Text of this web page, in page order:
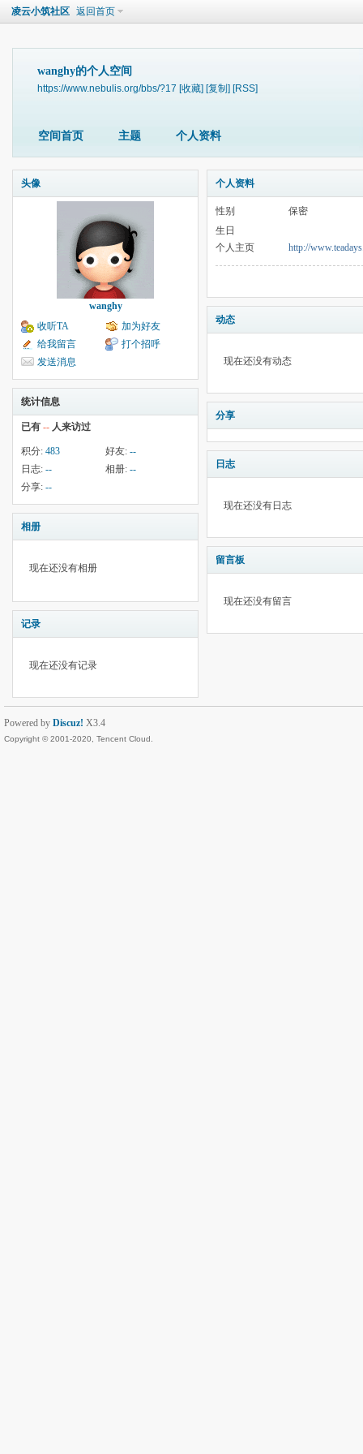
凌云小筑社区 返回首页
wanghy的个人空间
https://www.nebulis.org/bbs/?17 [收藏] [复制] [RSS]
空间首页 主题 个人资料
头像
wanghy
收听TA
加为好友
给我留言
打个招呼
发送消息
统计信息
已有 -- 人来访过
积分: 483 好友: --
日志: -- 相册: --
分享: --
相册
现在还没有相册
记录
现在还没有记录
个人资料
性别
保密
生日
个人主页
http://
动态
现在还没有动态
分享
日志
现在还没有日志
留言板
现在还没有留言
Powered by Discuz! X3.4
Copyright © 2001-2020, Tencent Cloud.